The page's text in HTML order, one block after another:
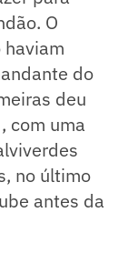
O
haviam
do
deu
com uma
no último
antes da